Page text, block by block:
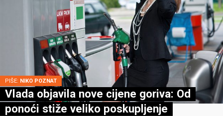
PIŠE: NIKO POZNAT
Vlada objavila nove cijene goriva: Od
ponoći stiže veliko poskupljenje